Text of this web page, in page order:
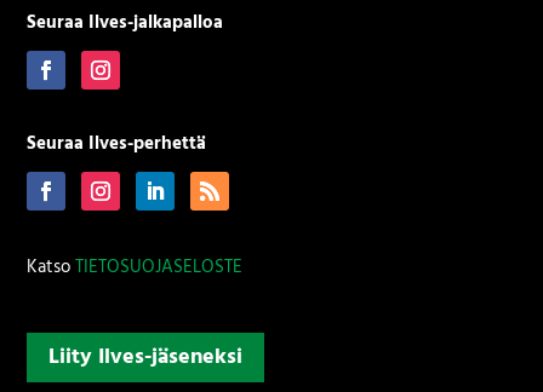
Seuraa Ilves-jalkapalloa
Seuraa Ilves-perhettä
KatsoTIETOSUOJASELOSTE
Liity Ilves-jäseneksi